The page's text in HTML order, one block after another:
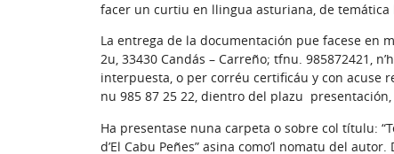
facer un curtiu en llingua asturiana, de
La entrega de la documentación pue facese en
2u, 33430 Candás – Carreño; tfnu. 985872421,
interpuesta, o per corréu certificáu y con acuse
nu 985 87 25 22, dientro del plazu
Ha presentase nuna carpeta o sobre col títulu:
d’El Cabu Peñes” asina como’l nomatu del